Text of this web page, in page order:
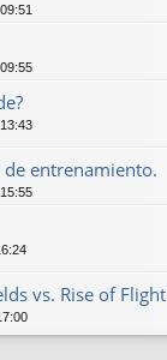
de entrenamiento.
vs. Rise of Flight